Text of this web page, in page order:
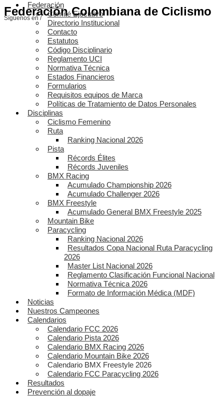
Federación Colombiana de Ciclismo
Síguenos en /
Federación
Comité Ejecutivo
Directorio Institucional
Contacto
Estatutos
Código Disciplinario
Reglamento UCI
Normativa Técnica
Estados Financieros
Formularios
Requisitos equipos de Marca
Políticas de Tratamiento de Datos Personales
Disciplinas
Ciclismo Femenino
Ruta
Ranking Nacional 2026
Pista
Récords Élites
Récords Juveniles
BMX Racing
Acumulado Championship 2026
Acumulado Challenger 2026
BMX Freestyle
Acumulado General BMX Freestyle 2025
Mountain Bike
Paracycling
Ranking Nacional 2026
Resultados Copa Nacional Ruta Paracycling
2026
Master List Nacional 2026
Reglamento Clasificación Funcional Nacional
Normativa Técnica 2026
Formato de Información Médica (MDF)
Noticias
Nuestros Campeones
Calendarios
Calendario FCC 2026
Calendario Pista 2026
Calendario BMX Racing 2026
Calendario Mountain Bike 2026
Calendario BMX Freestyle 2026
Calendario FCC Paracycling 2026
Resultados
Prevención al dopaje